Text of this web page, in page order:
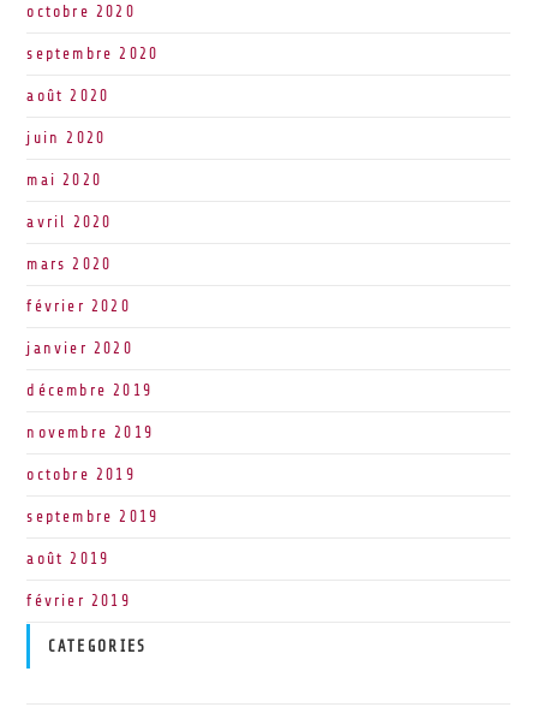
octobre 2020
septembre 2020
août 2020
juin 2020
mai 2020
avril 2020
mars 2020
février 2020
janvier 2020
décembre 2019
novembre 2019
octobre 2019
septembre 2019
août 2019
février 2019
CATEGORIES